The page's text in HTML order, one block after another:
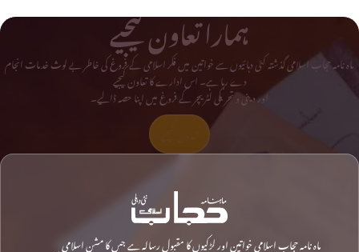
ہمارا تعاون کیجیے
ماہ نامہ حجاب اسلامی گذشتہ کئی دہائیوں سے خواتین میں فکر اسلامی کے فروغ کی خاطر بے لوث خدمات انجام
دے رہا ہے۔ اس ادارے کا تعاون کیجیے
اور دینی و تحریکی لٹریچر کے فروغ میں اپنا حصہ ڈالیے۔
ماہ نامہ حجاب اسلامی خواتین اور لڑکیوں کا مقبول رسالہ ہے جس کا مشن اسلامی